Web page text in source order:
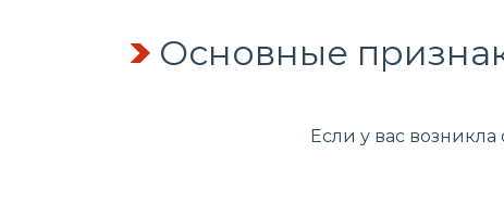
Основные
Если у вас